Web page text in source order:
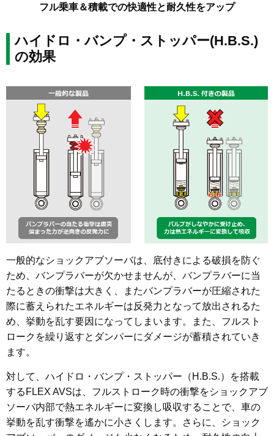
フル乗車＆積載での快適性と耐久性をアップ
ハイドロ・バンプ・ストッパー(H.B.S.)
の効果
一般的なショックアブソーバは、底付きによる破損を防ぐ
ため、バンプラバーが欠かせませんが、バンプラバーに当
たるときの衝撃は大きく、またバンプラバーが圧縮された
際に蓄えられたエネルギーは反発力となって放出されるた
め、挙動を乱す要因になってしまいます。また、フルスト
ロークを繰り返すとダンパーにダメージが蓄積されていき
ます。
対して、ハイドロ・バンプ・ストッパー（H.B.S.）を搭載
するFLEX AVSは、フルストローク時の衝撃をショックアブ
ソーバ内部で熱エネルギーに変換し吸収することで、車の
挙動を乱す衝撃を遙かに小さくします。さらに、ショック